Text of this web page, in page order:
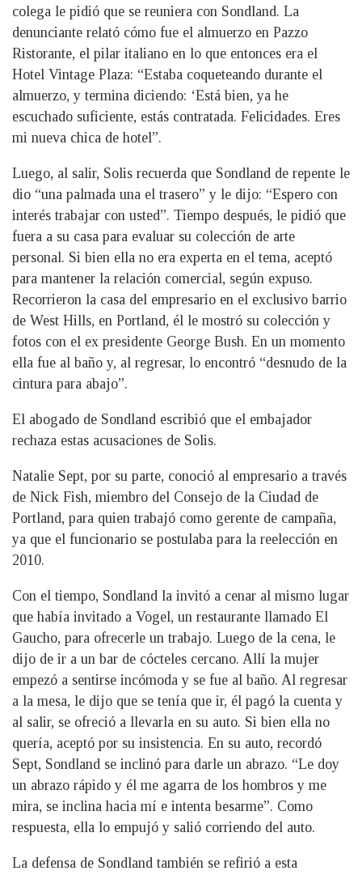
colega le pidió que se reuniera con Sondland. La
denunciante relató cómo fue el almuerzo en Pazzo
Ristorante, el pilar italiano en lo que entonces era el
Hotel Vintage Plaza: “Estaba coqueteando durante el
almuerzo, y termina diciendo: ‘Está bien, ya he
escuchado suficiente, estás contratada. Felicidades. Eres
mi nueva chica de hotel”.
Luego, al salir, Solis recuerda que Sondland de repente le
dio “una palmada una el trasero” y le dijo: “Espero con
interés trabajar con usted”. Tiempo después, le pidió que
fuera a su casa para evaluar su colección de arte
personal. Si bien ella no era experta en el tema, aceptó
para mantener la relación comercial, según expuso.
Recorrieron la casa del empresario en el exclusivo barrio
de West Hills, en Portland, él le mostró su colección y
fotos con el ex presidente George Bush. En un momento
ella fue al baño y, al regresar, lo encontró “desnudo de la
cintura para abajo”.
El abogado de Sondland escribió que el embajador
rechaza estas acusaciones de Solis.
Natalie Sept, por su parte, conoció al empresario a través
de Nick Fish, miembro del Consejo de la Ciudad de
Portland, para quien trabajó como gerente de campaña,
ya que el funcionario se postulaba para la reelección en
2010.
Con el tiempo, Sondland la invitó a cenar al mismo lugar
que había invitado a Vogel, un restaurante llamado El
Gaucho, para ofrecerle un trabajo. Luego de la cena, le
dijo de ir a un bar de cócteles cercano. Allí la mujer
empezó a sentirse incómoda y se fue al baño. Al regresar
a la mesa, le dijo que se tenía que ir, él pagó la cuenta y
al salir, se ofreció a llevarla en su auto. Si bien ella no
quería, aceptó por su insistencia. En su auto, recordó
Sept, Sondland se inclinó para darle un abrazo. “Le doy
un abrazo rápido y él me agarra de los hombros y me
mira, se inclina hacia mí e intenta besarme”. Como
respuesta, ella lo empujó y salió corriendo del auto.
La defensa de Sondland también se refirió a esta